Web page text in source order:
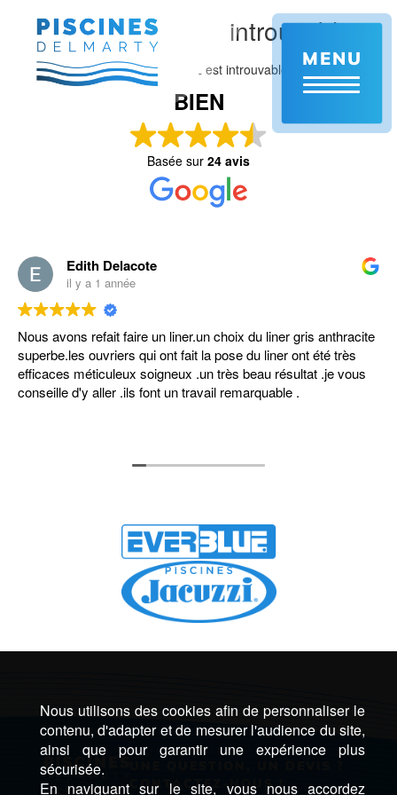
contenu
principal
MENU
Aie ! Cette page est introuvable.
Il semble que ce que vous cherchez est introuvable.
BIEN
Basée sur 24 avis
Edith Delacote
il y a 1 année
Nous avons refait faire un liner.un choix du liner gris anthracite
superbe.les ouvriers qui ont fait la pose du liner ont été très
efficaces méticuleux soigneux .un très beau résultat .je vous
conseille d'y aller .ils font un travail remarquable .
CONTACTEZ-NOUS !
Nous utilisons des cookies afin de personnaliser le
contenu, d'adapter et de mesurer l'audience du site,
ainsi que pour garantir une expérience plus
sécurisée.
En naviguant sur le site, vous nous accordez